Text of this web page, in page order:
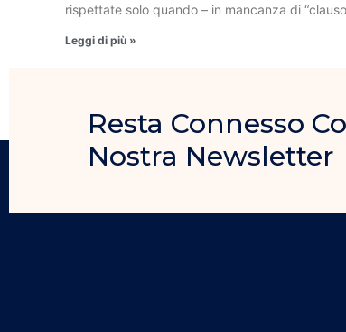
rispettate solo quando – in mancanza di
Leggi di più »
Resta Connesso
Nostra Newsletter